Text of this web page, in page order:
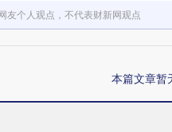
友个人观点，不代表财新网观点
本篇文章暂